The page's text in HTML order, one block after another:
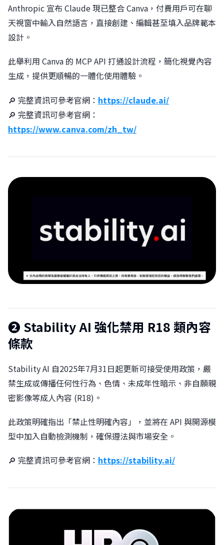
Anthropic 宣布 Claude 現已整合 Canva，付費用戶可在聊
天視窗中輸入自然語言，直接創建、編輯甚至填入品牌範本
設計。
此舉利用 Canva 的 MCP API 打通設計流程，簡化視覺內容
生成，提供更順暢的一體化使用體驗。
🔎 完整資訊可參考官網： https://claude.ai/
🔎 完整資訊可參考官網：
https://www.canva.com/zh_tw/
❷ Stability AI 強化禁用 R18 類內容
條款
Stability AI 自2025年7月31日起更新可接受使用政策，嚴
禁生成或傳播任何性行為、色情、未成年性暗示、非自願親
密影像等成人內容 (R18)。
此政策明確指出「禁止性明確內容」，並將在 API 與開源模
型中加入自動檢測機制，確保遵法與市場安全。
🔎 完整資訊可參考官網： https://stability.ai/